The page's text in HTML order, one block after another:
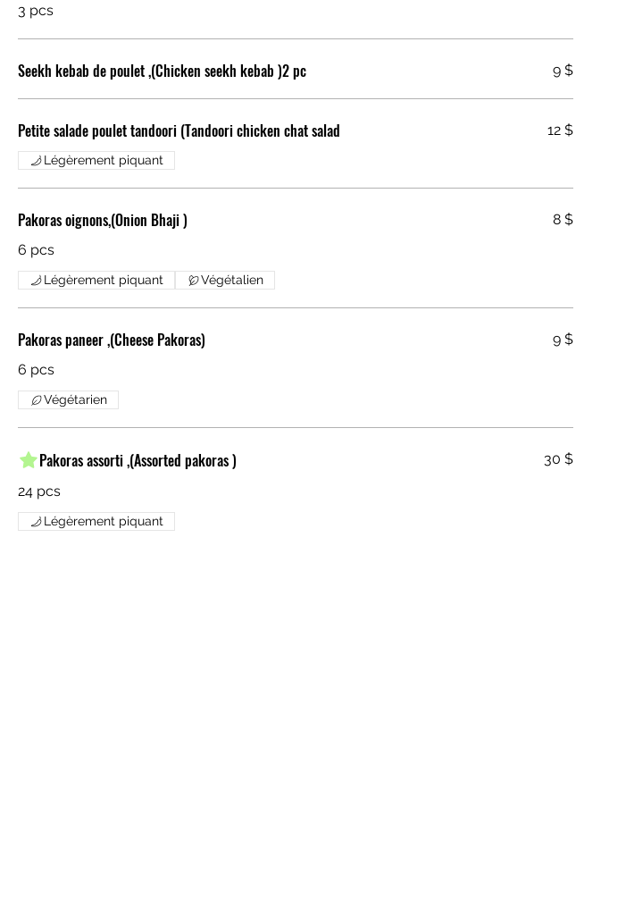
3 pcs
Seekh kebab de poulet ,(Chicken seekh kebab )2 pc 9 $
Petite salade poulet tandoori (Tandoori chicken chat salad 12 $
Légèrement piquant
Pakoras oignons,(Onion Bhaji )
6 pcs
8 $
Légèrement piquant Végétalien
Pakoras paneer ,(Cheese Pakoras)
6 pcs
9 $
Végétarien
Pakoras assorti ,(Assorted pakoras )
24 pcs
30 $
Légèrement piquant